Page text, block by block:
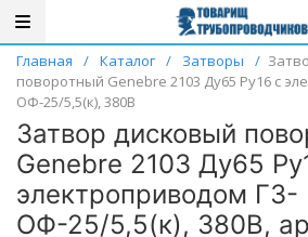
Главная / Каталог / Затворы /
поворотный Genebre 2103 Ду65 Ру16 с
ОФ-25/5,5(к), 380В
Затвор дисковый
Genebre 2103 Ду65
электроприводом ГЗ-
ОФ-25/5,5(к), 380В,